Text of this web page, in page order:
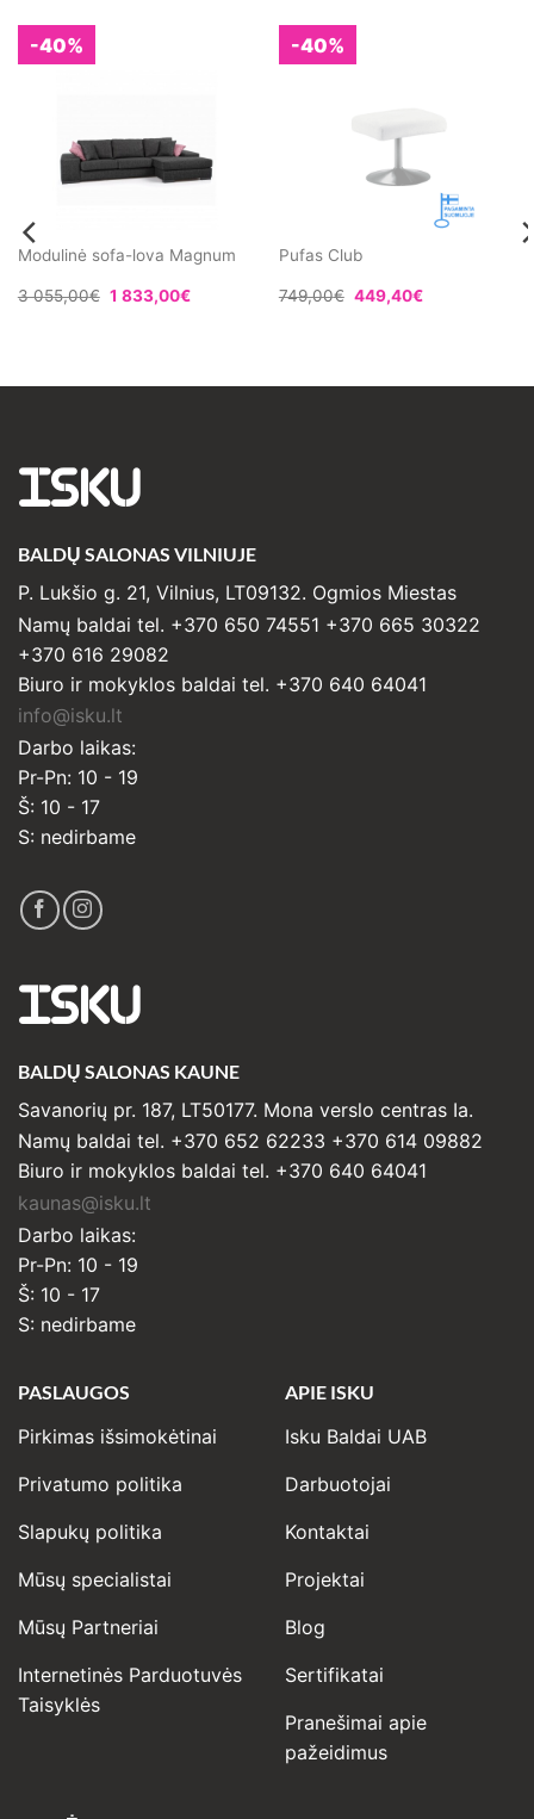
-40%
Modulinė sofa-lova Magnum
3 055,00€ 1 833,00€
-40%
Pufas Club
749,00€ 449,40€
ISKU
BALDŲ SALONAS VILNIUJE
P. Lukšio g. 21, Vilnius, LT09132. Ogmios Miestas
Namų baldai tel. +370 650 74551 +370 665 30322
+370 616 29082
Biuro ir mokyklos baldai tel. +370 640 64041
info@isku.lt
Darbo laikas:
Pr-Pn: 10 - 19
Š: 10 - 17
S: nedirbame
ISKU
BALDŲ SALONAS KAUNE
Savanorių pr. 187, LT50177. Mona verslo centras Ia.
Namų baldai tel. +370 652 62233 +370 614 09882
Biuro ir mokyklos baldai tel. +370 640 64041
kaunas@isku.lt
Darbo laikas:
Pr-Pn: 10 - 19
Š: 10 - 17
S: nedirbame
PASLAUGOS
Pirkimas išsimokėtinai
Privatumo politika
Slapukų politika
Mūsų specialistai
Mūsų Partneriai
Internetinės Parduotuvės
Taisyklės
APIE ISKU
Isku Baldai UAB
Darbuotojai
Kontaktai
Projektai
Blog
Sertifikatai
Pranešimai apie
pažeidimus